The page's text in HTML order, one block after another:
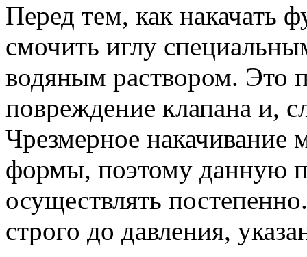
Перед тем, как накачать
смочить иглу
водяным раствором. Это
повреждение клапана и,
Чрезмерное накачивание
формы, поэтому данную
осуществлять
строго до давления,